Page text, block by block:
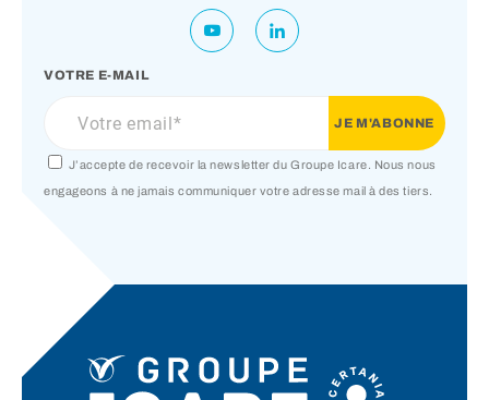
VOTRE E-MAIL
J’accepte de recevoir la newsletter du Groupe Icare. Nous nous
engageons à ne jamais communiquer votre adresse mail à des tiers.